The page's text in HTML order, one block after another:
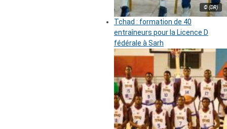
© (DR)
Tchad : formation de 40
entraîneurs pour la Licence D
fédérale à Sarh